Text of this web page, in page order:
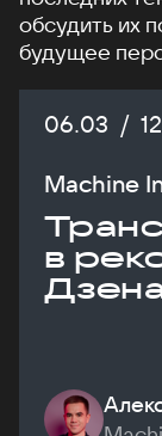
обсудить их
будущее
Дата:
06.03 /
Machine
в